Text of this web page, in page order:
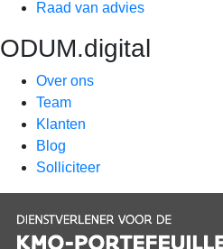
Raad van advies
ODUM.digital
Over ons
Team
Klanten
Blog
Solliciteer